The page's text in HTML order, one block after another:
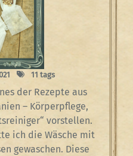
11 tags
der Rezepte aus
– Körperpflege,
vorstellen.
ich die Wäsche mit
gewaschen. Diese